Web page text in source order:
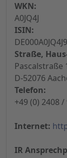
WKN:
A0JQ4J
ISIN:
DE000A0JQ4J9
Straße,
Pascalstraße
D-52076
Telefon:
+49 (0) 2408 /
Internet:
IR